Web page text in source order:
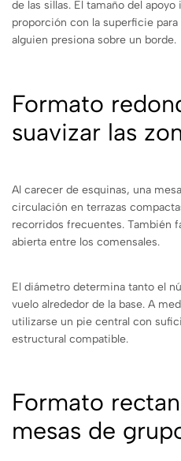
de las sillas. El tamaño del
proporción con la superficie
alguien presiona sobre un borde.
Formato
suavizar las
Al carecer de esquinas, una
circulación en terrazas
recorridos frecuentes. También
abierta entre los comensales.
El diámetro determina tanto el
vuelo alrededor de la base. A
utilizarse un pie central con
estructural compatible.
Formato
mesas de